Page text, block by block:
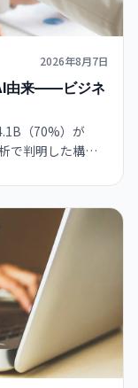
2026年8月7日
由来——ビジネ
（70%）が
で判明した構図